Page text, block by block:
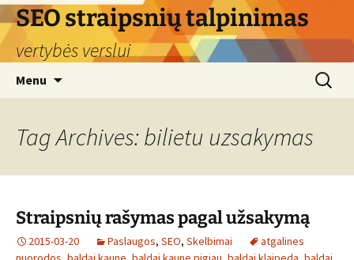
Skip
to
content
SEO straipsnių talpinimas
vertybės verslui
Menu
Search
for:
Tag Archives: bilietu uzsakymas
Straipsnių rašymas pagal užsakymą
2015-03-20 Paslaugos, SEO, Skelbimai
atgalines